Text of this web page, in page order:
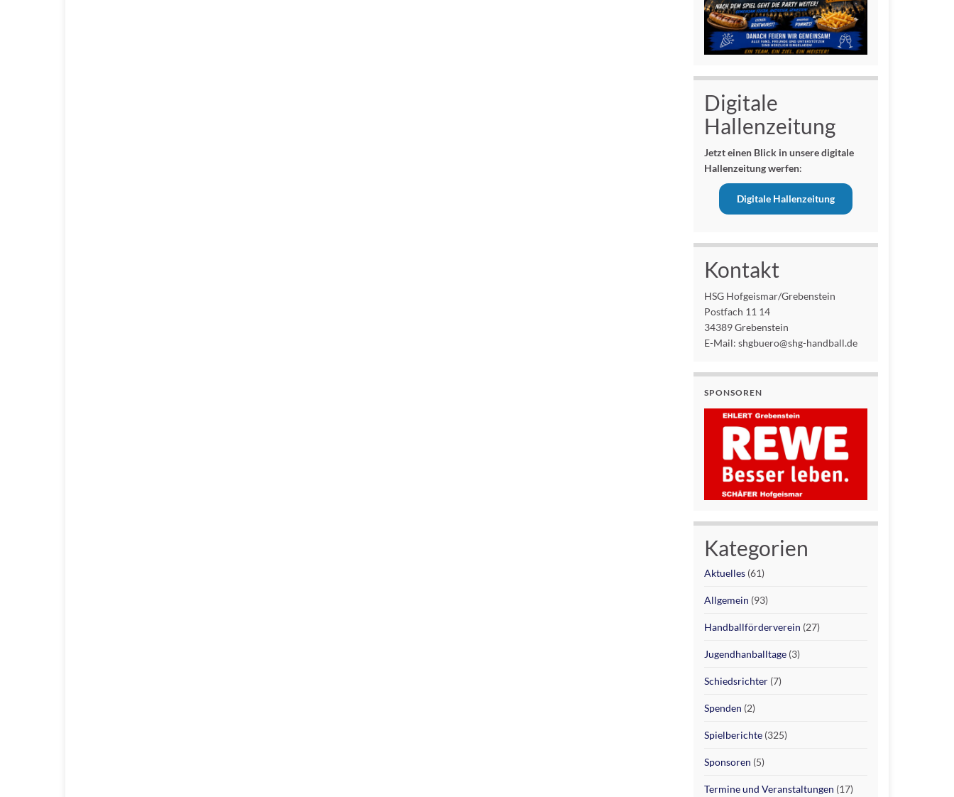
Digitale
Hallenzeitung
Jetzt einen Blick in unsere digitale
Hallenzeitung werfen:
Digitale Hallenzeitung
Kontakt
HSG Hofgeismar/Grebenstein
Postfach 11 14
34389 Grebenstein
E-Mail: shgbuero@shg-handball.de
SPONSOREN
Kategorien
Aktuelles (61)
Allgemein (93)
Handballförderverein (27)
Jugendhanballtage (3)
Schiedsrichter (7)
Spenden (2)
Spielberichte (325)
Sponsoren (5)
Termine und Veranstaltungen (17)